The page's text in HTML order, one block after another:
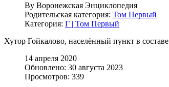
By Воронежская Энциклопедия
Родительская категория: Том Первый
Категория: Г | Том Первый
Хутор Гойкалово, населённый пункт в составе
14 апреля 2020
Обновлено: 30 августа 2023
Просмотров: 339